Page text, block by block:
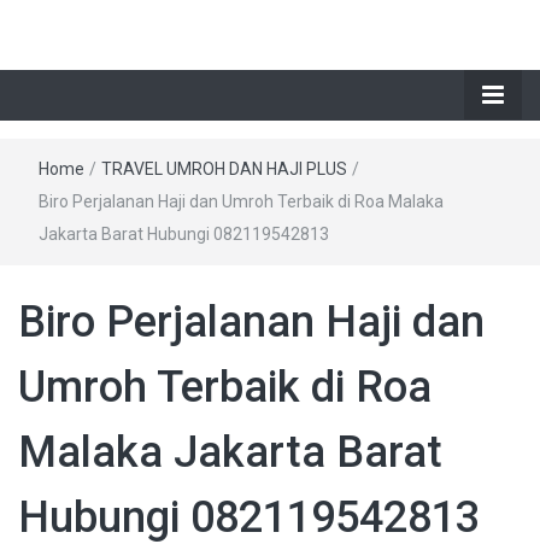
Home / TRAVEL UMROH DAN HAJI PLUS /
Biro Perjalanan Haji dan Umroh Terbaik di Roa Malaka
Jakarta Barat Hubungi 082119542813
Biro Perjalanan Haji dan
Umroh Terbaik di Roa
Malaka Jakarta Barat
Hubungi 082119542813